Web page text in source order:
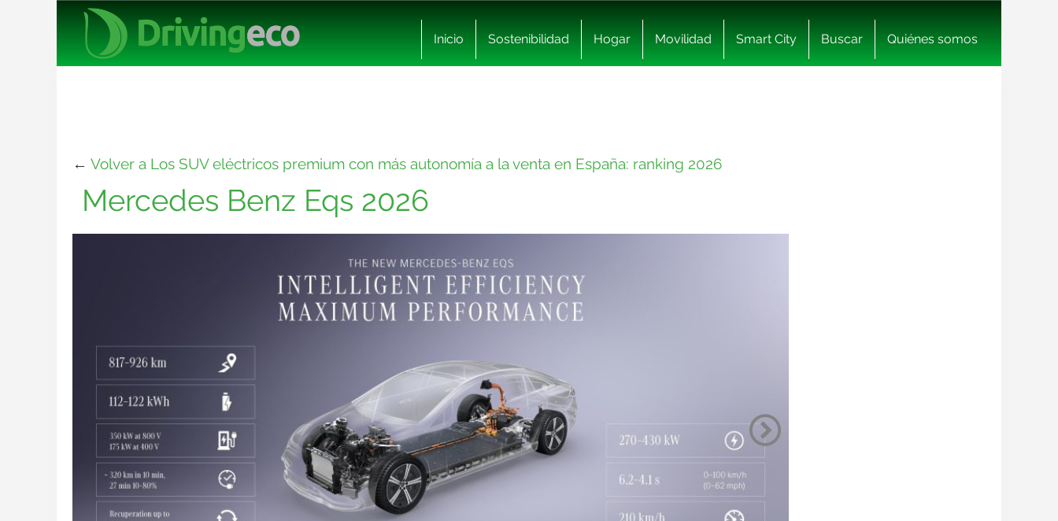
Inicio Sostenibilidad Hogar Movilidad Smart City Buscar Quiénes somos
← Volver a Los SUV eléctricos premium con más autonomía a la venta en España: ranking 2026
Mercedes Benz Eqs 2026